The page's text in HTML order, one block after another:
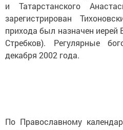
и Татарстанского
зарегистрирован
прихода был назначен иерей
Стребков). Регулярные
декабря 2002 года.
По Православному